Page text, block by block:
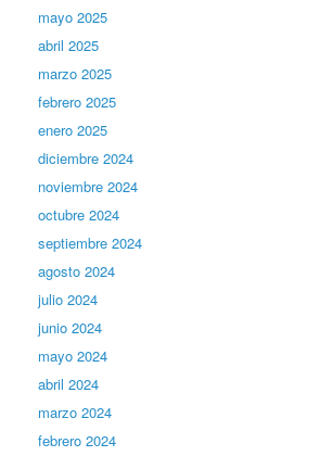
mayo 2025
abril 2025
marzo 2025
febrero 2025
enero 2025
diciembre 2024
noviembre 2024
octubre 2024
septiembre 2024
agosto 2024
julio 2024
junio 2024
mayo 2024
abril 2024
marzo 2024
febrero 2024